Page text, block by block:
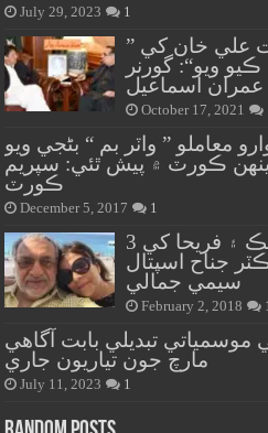
July 29, 2023 1
” فرزند ڪراچي لياقت علي خان کي
ويو“: گورنر
عمران اسماعيل
October 17, 2021
معاملو ” واٽر بم “ بڻجي ويو
ڏينهن ڪورٽ ۾ پيش ٿئي: سپريم
ڪورٽ
December 5, 2017 1
هزار خان بجاراڻي کي هڪ ۽ فريحا کي 3
جناح اسپتال
سيمي جمالي
February 2, 2018 1
۾ جولاءِ16تي موسمياتي تبديلي بابت آگاهي
مارچ جون تياريون جاري
July 11, 2023 1